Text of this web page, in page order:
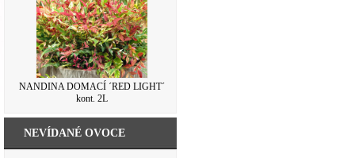
NANDINA DOMACÍ ´RED LIGHT´
kont. 2L
NEVÍDANÉ OVOCE